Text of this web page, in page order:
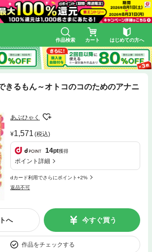
作品検索 カート はじめての方へ
きるもん～オトコのコのためのアナニ
あぶひゃく
1,571 (税込)
14pt獲得
ポイント詳細
dカード利用でさらにポイント+2%
返品不可
へ 今すぐ買う
作品をチェックする